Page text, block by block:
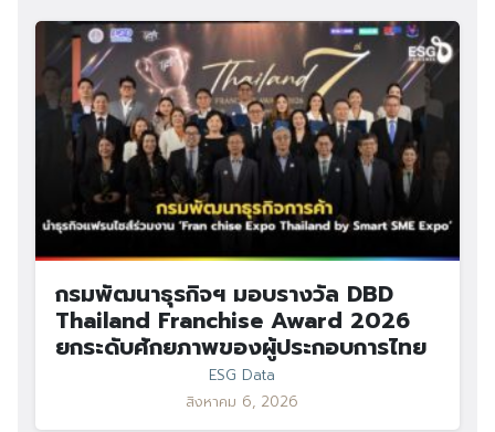
Search
for: Search
กรมพัฒนาธุรกิจฯ มอบรางวัล DBD
Thailand Franchise Award 2026
ยกระดับศักยภาพของผู้ประกอบการไทย
ESG Data
สิงหาคม 6, 2026